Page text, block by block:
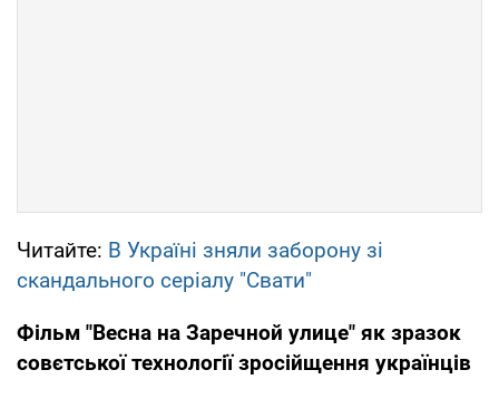
Читайте: В Україні зняли заборону зі
скандального серіалу "Свати"
Фільм "Весна на Заречной улице" як зразок
совєтської технології зросійщення українців